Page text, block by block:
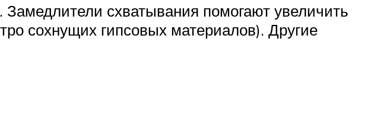
схватывания помогают увеличить
сохнущих гипсовых материалов). Другие